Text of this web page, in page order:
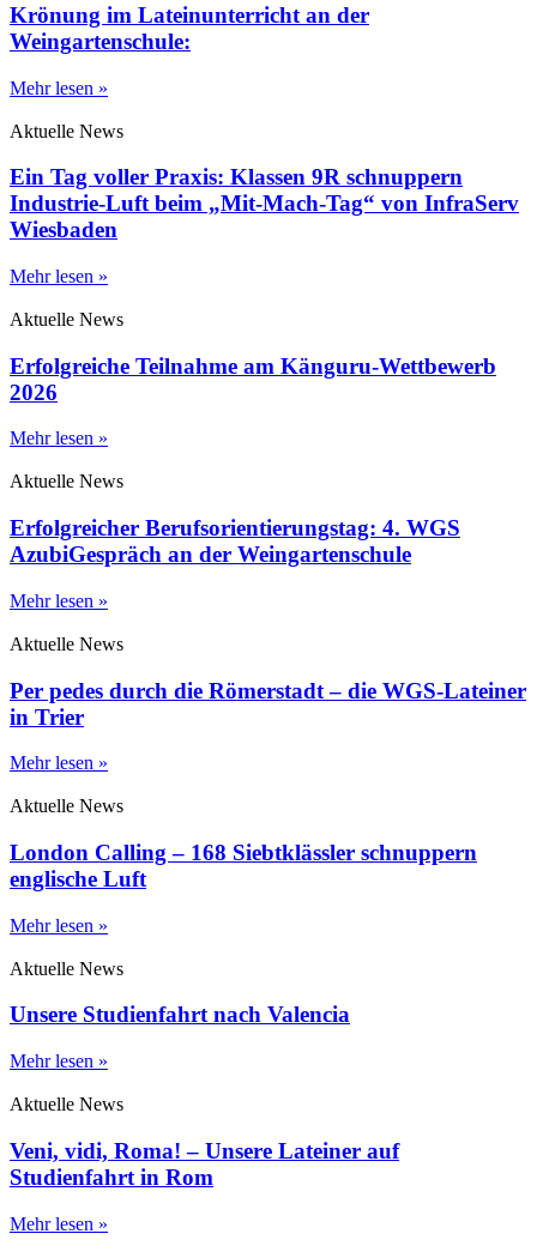
Krönung im Lateinunterricht an der
Weingartenschule:
Mehr lesen »
Aktuelle News
Ein Tag voller Praxis: Klassen 9R schnuppern
Industrie-Luft beim „Mit-Mach-Tag“ von InfraServ
Wiesbaden
Mehr lesen »
Aktuelle News
Erfolgreiche Teilnahme am Känguru-Wettbewerb
2026
Mehr lesen »
Aktuelle News
Erfolgreicher Berufsorientierungstag: 4. WGS
AzubiGespräch an der Weingartenschule
Mehr lesen »
Aktuelle News
Per pedes durch die Römerstadt – die WGS-Lateiner
in Trier
Mehr lesen »
Aktuelle News
London Calling – 168 Siebtklässler schnuppern
englische Luft
Mehr lesen »
Aktuelle News
Unsere Studienfahrt nach Valencia
Mehr lesen »
Aktuelle News
Veni, vidi, Roma! – Unsere Lateiner auf
Studienfahrt in Rom
Mehr lesen »